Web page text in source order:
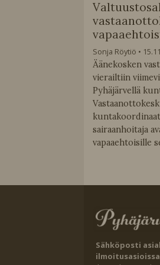
Sonja Röytiö
Äänekosken
vierailtiin
Pyhäjärvellä
sairaanhoitaja
vapaaehtoisille
Sähköposti